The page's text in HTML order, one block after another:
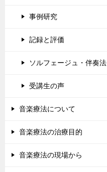
事例研究
記録と評価
ソルフェージュ・伴奏法
受講生の声
音楽療法について
音楽療法の治療目的
音楽療法の現場から